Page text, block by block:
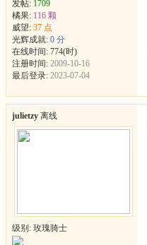
发帖: 1709
橘果: 116 颗
威望: 37 点
光辉成就: 0 分
在线时间: 774(时)
注册时间: 2009-10-16
最后登录: 2023-07-04
julietzy 离线
级别: 玫瑰骑士